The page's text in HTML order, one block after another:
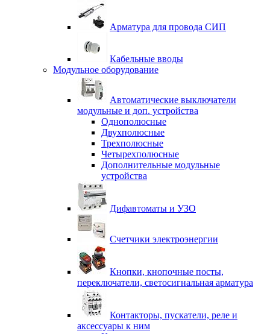
Арматура для провода СИП
Кабельные вводы
Модульное оборудование
Автоматические выключатели
модульные и доп. устройства
Однополюсные
Двухполюсные
Трехполюсные
Четырехполюсные
Дополнительные модульные
устройства
Дифавтоматы и УЗО
Счетчики электроэнергии
Кнопки, кнопочные посты,
переключатели, светосигнальная арматура
Контакторы, пускатели, реле и
аксессуары к ним